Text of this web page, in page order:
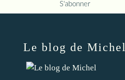
Le blog de Michel